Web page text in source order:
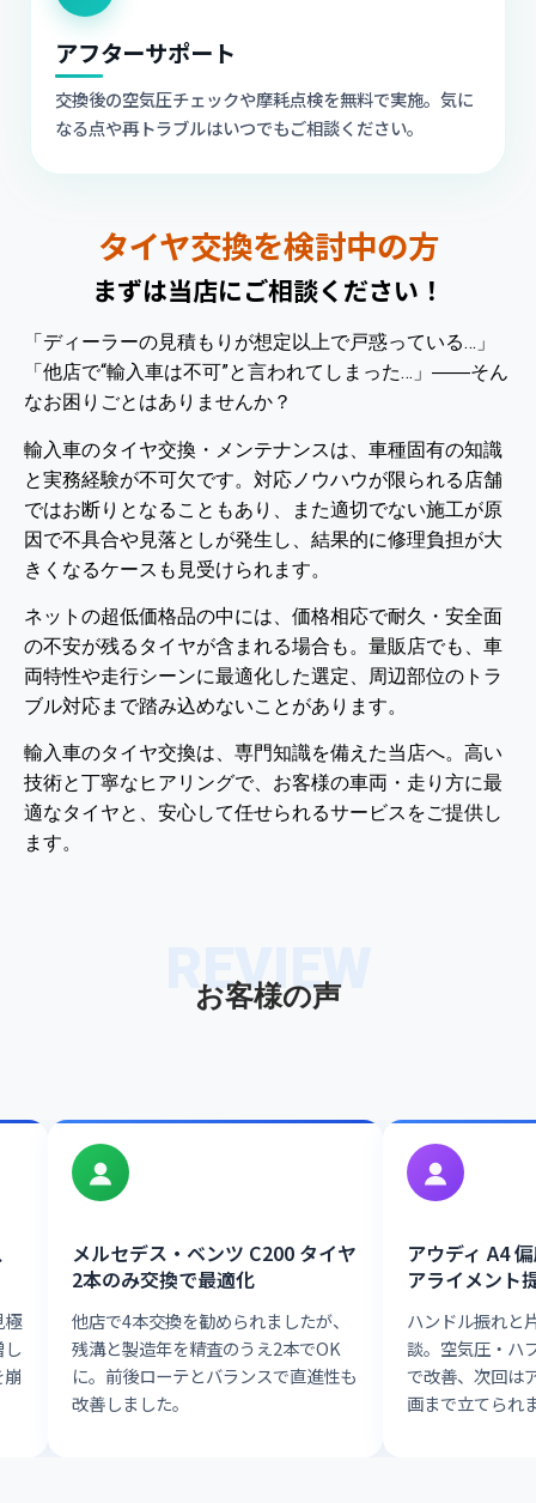
アフターサポート
交換後の空気圧チェックや摩耗点検を無料で実施。気に
なる点や再トラブルはいつでもご相談ください。
タイヤ交換を検討中の方
まずは当店にご相談ください！
「ディーラーの見積もりが想定以上で戸惑っている…」
「他店で“輸入車は不可”と言われてしまった…」――そん
なお困りごとはありませんか？
輸入車のタイヤ交換・メンテナンスは、車種固有の知識
と実務経験が不可欠です。対応ノウハウが限られる店舗
ではお断りとなることもあり、また適切でない施工が原
因で不具合や見落としが発生し、結果的に修理負担が大
きくなるケースも見受けられます。
ネットの超低価格品の中には、価格相応で耐久・安全面
の不安が残るタイヤが含まれる場合も。量販店でも、車
両特性や走行シーンに最適化した選定、周辺部位のトラ
ブル対応まで踏み込めないことがあります。
輸入車のタイヤ交換は、専門知識を備えた当店へ。高い
技術と丁寧なヒアリングで、お客様の車両・走り方に最
適なタイヤと、安心して任せられるサービスをご提供し
ます。
REVIEW
お客様の声
極
メルセデス・ベンツ C200 タイヤ
2本のみ交換で最適化
他店で4本交換を勧められましたが、
残溝と製造年を精査のうえ2本でOK
に。前後ローテとバランスで直進性も
改善しました。
アウディ A4
アライメント
ハンドル振れと
談。空気圧・ハ
で改善、次回は
画まで立てられ